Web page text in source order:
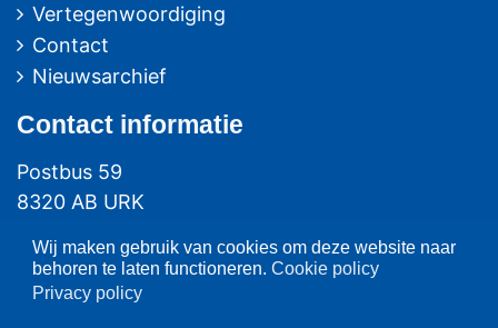
Wij maken gebruik van cookies om deze website naar
behoren te laten functioneren. Cookie policy
Privacy policy
Vertegenwoordiging
Contact
Nieuwsarchief
Contact informatie
Postbus 59
8320 AB URK
Bezoekadres:
Vlaak 12 URK